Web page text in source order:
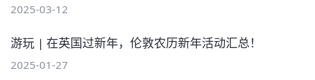
2025-03-12
游玩 | 在英国过新年，伦敦农历新年活动汇总！
2025-01-27